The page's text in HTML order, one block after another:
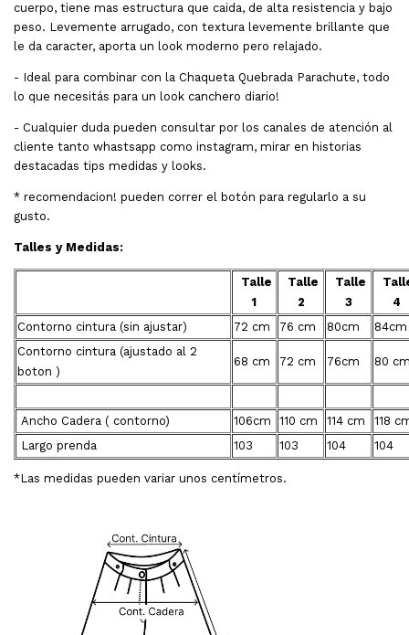
cuerpo, tiene mas estructura que caida, de alta resistencia y bajo
peso. Levemente arrugado, con textura levemente brillante que
le da caracter, aporta un look moderno pero relajado.
- Ideal para combinar con la Chaqueta Quebrada Parachute, todo
lo que necesitás para un look canchero diario!
- Cualquier duda pueden consultar por los canales de atención al
cliente tanto whastsapp como instagram, mirar en historias
destacadas tips medidas y looks.
* recomendacion! pueden correr el botón para regularlo a su
gusto.
Talles y Medidas:
Talle
1
Talle
2
Talle
3
4
Contorno cintura (sin ajustar)
72 cm 76 cm 80cm
84cm
Contorno cintura (ajustado al 2
boton )
68 cm 72 cm 76cm 80
Ancho Cadera ( contorno) 106cm 110 cm 114 cm
118
Largo prenda
103 103 104 104
*Las medidas pueden variar unos centímetros.